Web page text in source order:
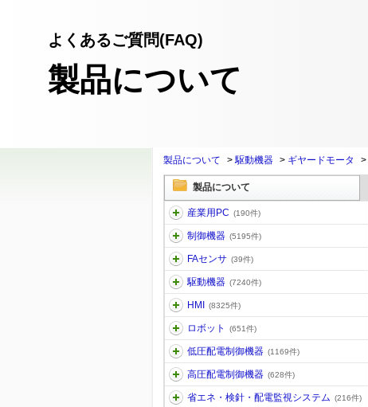
よくあるご質問(FAQ)
製品について
製品について >駆動機器 > ギヤードモータ >
製品について
産業用PC (190件)
制御機器 (5195件)
FAセンサ (39件)
駆動機器 (7240件)
HMI (8325件)
ロボット (651件)
低圧配電制御機器 (1169件)
高圧配電制御機器 (628件)
省エネ・検針・配電監視システム (216件)